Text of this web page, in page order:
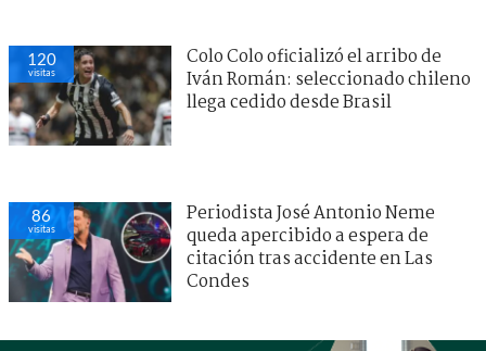
120
visitas
Colo Colo oficializó el arribo de
Iván Román: seleccionado chileno
llega cedido desde Brasil
86
visitas
Periodista José Antonio Neme
queda apercibido a espera de
citación tras accidente en Las
Condes